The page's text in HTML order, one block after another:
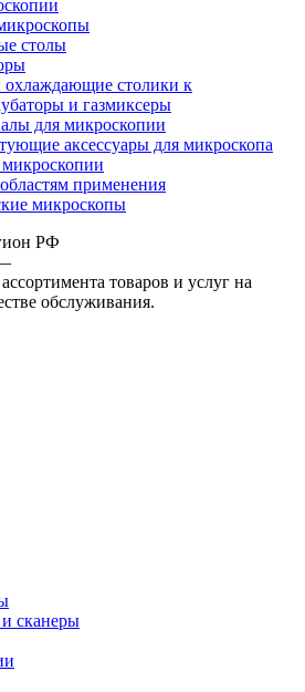
столы
охлаждающие столики к
и газмиксеры
для микроскопии
аксессуары для микроскопа
применения
микроскопы
товаров и услуг на
обслуживания.
сканеры